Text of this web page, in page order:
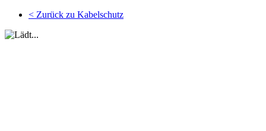
< Zurück zu Kabelschutz